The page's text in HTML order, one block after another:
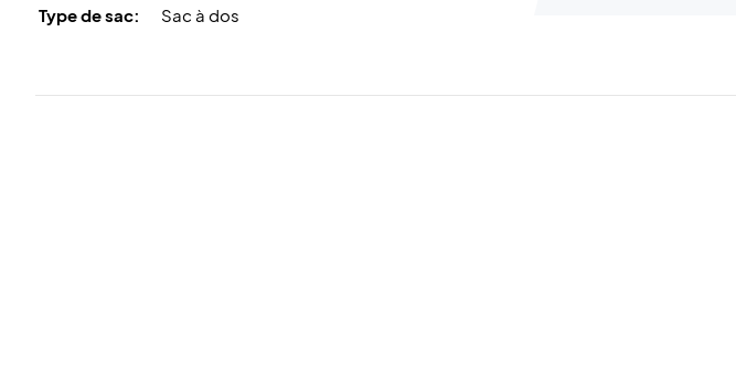
Type de sac:
Sac à dos